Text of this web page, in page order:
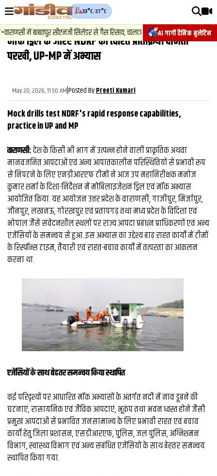
AI गार्गी दैनिक बुलेटिन
33°C/27°C
में बाबतपुर सीएनजी सिलेंडर से गैस रिसाव, चालक की सूझबूझ से टला बड़ा हादसा.
वीडियोज़
वाराणसी न्यूज़
राजनीति
फिल्मी
साहित्य
संस्कृति
ख़ान पान और जीवनशैली
अंतरराष्ट्रीय
फैक्ट चेक
व्यापार
मौसम
देश
मॉक ड्रिल के जरिए NDRF की त्वरित प्रतिक्रिया क्षमता
परखी, UP-MP में अभ्‍यास
May 20, 2026, 11:50 AM|Posted ByPreeti Kumari
Mock drills test NDRF's rapid response capabilities,
practice in UP and MP
वाराणसी:देश के किसी भी भाग में उत्पन्न होने वाली प्राकृतिक अथवा
मानवजनित आपदाओं एवं अन्य आपातकालीन परिस्थितियों से प्रभावी रूप
से निपटने के लिए एनडीआरएफ टीमों ने आज उप महानिरीक्षक मनोज
कुमार शर्मा के दिशा-निर्देशन में मोबिलाइजेशन ड्रिल एवं मॉक अभ्यास
आयोजित किया. यह आयोजन उत्तर प्रदेश के वाराणसी, गाज़ीपुर, मिर्जापुर,
जौनपुर, लखनऊ, गोरखपुर एवं प्रतापगढ़ तथा मध्य प्रदेश के विदिशा एवं
भोपाल जैसे संवेदनशील स्थलों पर राज्य आपदा प्रबंधन प्राधिकरणों एवं अन्य
एजेंसियों के समन्वय से हुआ. इस अभ्यास का उद्देश्य बाढ़ राहत कार्यों में टीमों
के रिस्पॉन्स टाइम, तैयारी एवं राहत-बचाव कार्यों में तत्परता का आकलन
करना था.
एजेंसियों के साथ बेहतर समन्वय किया स्थापित
कई परिदृश्यों पर आधारित मॉक अभ्यासों के अंतर्गत नदी में नाव डूबने की
घटनाएं, रासायनिक एवं जैविक आपदाएं, भूकंप तथा भवन ध्वस्त होने जैसी
प्रमुख आपदाओं से प्रभावित जनसामान्य के लिए प्रभावी राहत एवं बचाव
कार्यों हेतु जिला प्रशासन, एसडीआरएफ, पुलिस, जल पुलिस, अग्निशमन
विभाग, स्वास्थ्य विभाग एवं अन्य संबंधित एजेंसियों के साथ बेहतर समन्वय
स्थापित किया गया.